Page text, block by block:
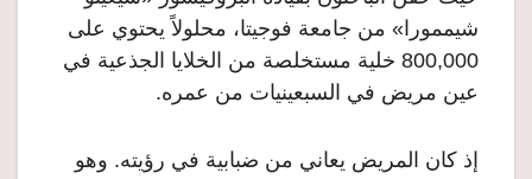
شيممورا» من جامعة فوجيتا، محلولاً يحتوي على
800,000 خلية مستخلصة من الخلايا الجذعية في
عين مريض في السبعينيات من عمره.
إذ كان المريض يعاني من ضبابية في رؤيته. وهو